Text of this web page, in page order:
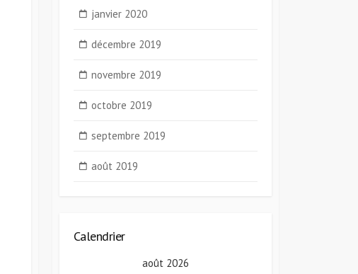
janvier 2020
décembre 2019
novembre 2019
octobre 2019
septembre 2019
août 2019
Calendrier
août 2026